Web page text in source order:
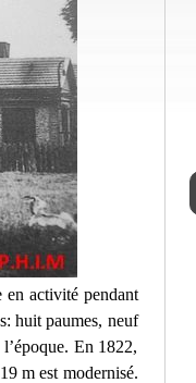
en activité pendant
huit paumes, neuf
En 1822,
m est modernisé.